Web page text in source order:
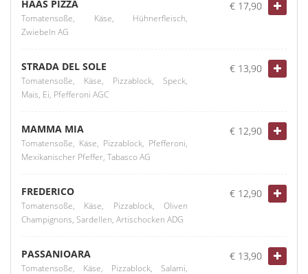
HAAS PIZZA
Tomatensoße, Käse, Hühnerfleisch,
Zwiebeln AG
€ 17,90
STRADA DEL SOLE
Tomatensoße, Käse, Pizzablock, Speck,
Mais, Ei, Pfefferoni AGC
€ 13,90
MAMMA MIA
Tomatensoße, Käse, Pizzablock, Pfefferoni,
Mexikanischer Pfeffer, Tabasco AG
€ 12,90
FREDERICO
Tomatensoße, Käse, Pizzablock, Oliven
Champignons, Sardellen, Artischocken ADG
€ 12,90
PASSANIOARA
Tomatensoße, Käse, Pizzablock, Salami,
€ 13,90